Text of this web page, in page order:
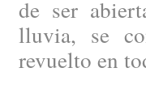
de ser
lluvia, se
revuelto en